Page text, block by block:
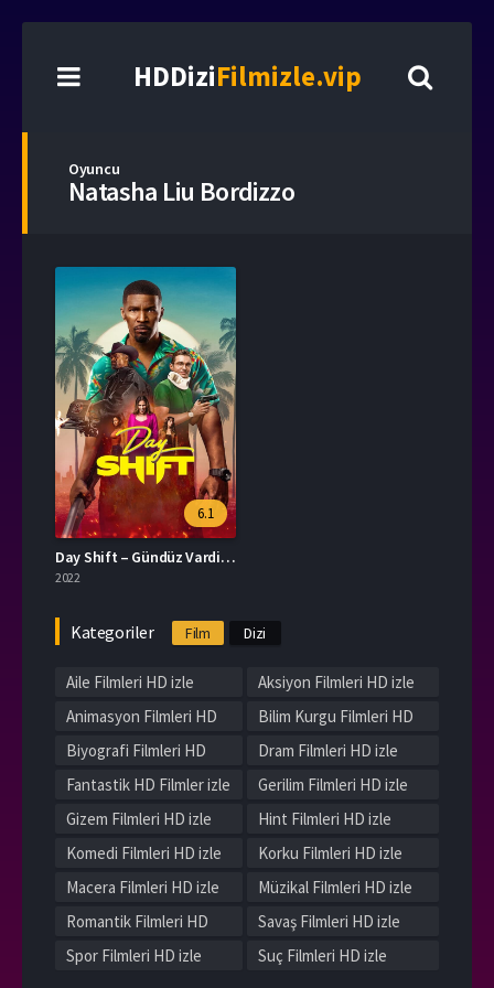
HDDiziFilmizle.vip
Oyuncu
Natasha Liu Bordizzo
6.1
Day Shift – Gündüz Vardiyası
2022
Kategoriler Film Dizi
Aile Filmleri HD izle
Aksiyon Filmleri HD izle
Animasyon Filmleri HD
izle
Bilim Kurgu Filmleri HD
izle
Biyografi Filmleri HD
izle
Dram Filmleri HD izle
Fantastik HD Filmler izle
Gerilim Filmleri HD izle
Gizem Filmleri HD izle
Hint Filmleri HD izle
Komedi Filmleri HD izle
Korku Filmleri HD izle
Macera Filmleri HD izle
Müzikal Filmleri HD izle
Romantik Filmleri HD
izle
Savaş Filmleri HD izle
Spor Filmleri HD izle
Suç Filmleri HD izle